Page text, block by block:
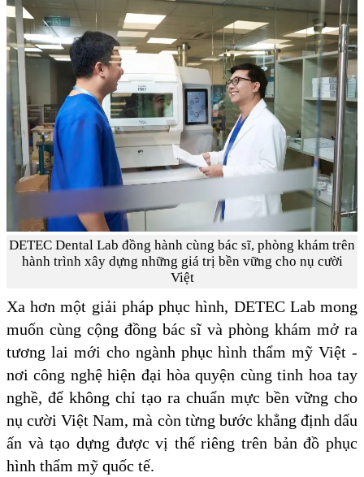
DETEC Dental Lab đồng hành cùng bác sĩ, phòng khám trên
hành trình xây dựng những giá trị bền vững cho nụ cười
Việt
Xa hơn một giải pháp phục hình, DETEC Lab mong
muốn cùng cộng đồng bác sĩ và phòng khám mở ra
tương lai mới cho ngành phục hình thẩm mỹ Việt -
nơi công nghệ hiện đại hòa quyện cùng tinh hoa tay
nghề, để không chỉ tạo ra chuẩn mực bền vững cho
nụ cười Việt Nam, mà còn từng bước khẳng định dấu
ấn và tạo dựng được vị thế riêng trên bản đồ phục
hình thẩm mỹ quốc tế.